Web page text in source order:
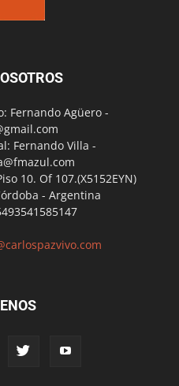
Fernando Agüero -
Fernando Villa -
10. Of 107.(X5152EYN)
- Argentina